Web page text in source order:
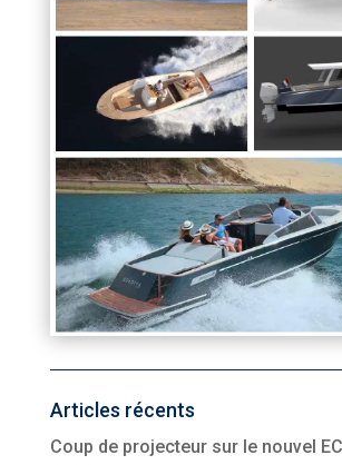
Articles récents
Coup de projecteur sur le nouvel